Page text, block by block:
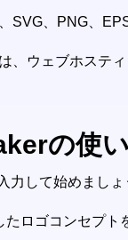
SVG、PNG、
、ウェブホステ
の使
力して始めましょ
ロゴコンセプト